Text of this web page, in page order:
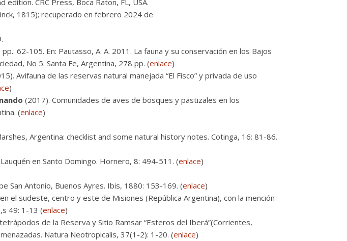
edition. CRC Press, Boca Raton, FL, USA.
1815); recuperado en febrero 2024 de
62-105. En: Pautasso, A. A. 2011. La fauna y su conservación en los Bajos
No 5. Santa Fe, Argentina, 278 pp. (enlace)
Avifauna de las reservas natural manejada “El Fisco” y privada de uso
)
(2017). Comunidades de aves de bosques y pastizales en los
(enlace)
Argentina: checklist and some natural history notes. Cotinga, 16: 81-86.
en Santo Domingo. Hornero, 8: 494-511. (enlace)
San Antonio, Buenos Ayres. Ibis, 1880: 153-169. (enlace)
el sudeste, centro y este de Misiones (República Argentina), con la mención
49: 1-13 (enlace)
de la Reserva y Sitio Ramsar “Esteros del Iberá”(Corrientes,
Natura Neotropicalis, 37(1-2): 1-20. (enlace)